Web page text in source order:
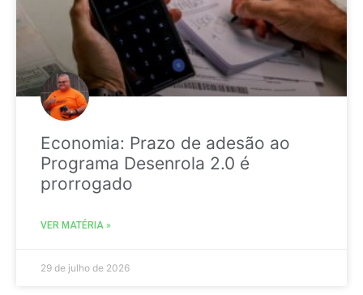
Economia: Prazo de adesão ao
Programa Desenrola 2.0 é
prorrogado
VER MATÉRIA »
29 de julho de 2026